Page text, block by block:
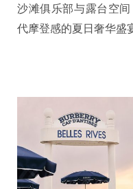
沙滩俱乐部与露台空
代摩登感的夏日奢华盛